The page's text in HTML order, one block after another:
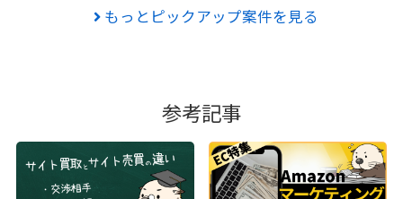
もっとピックアップ案件を見る
参考記事